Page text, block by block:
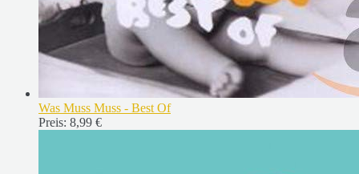
Was Muss Muss - Best Of
Preis: 8,99 €